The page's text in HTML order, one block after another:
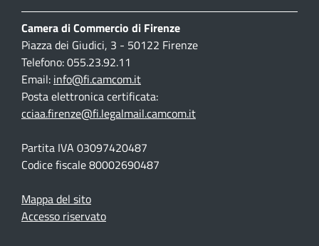
Camera di Commercio di Firenze
Piazza dei Giudici, 3 - 50122 Firenze
Telefono: 055.23.92.11
Email: info@fi.camcom.it
Posta elettronica certificata:
cciaa.firenze@fi.legalmail.camcom.it
Partita IVA 03097420487
Codice fiscale 80002690487
Mappa del sito
Accesso riservato